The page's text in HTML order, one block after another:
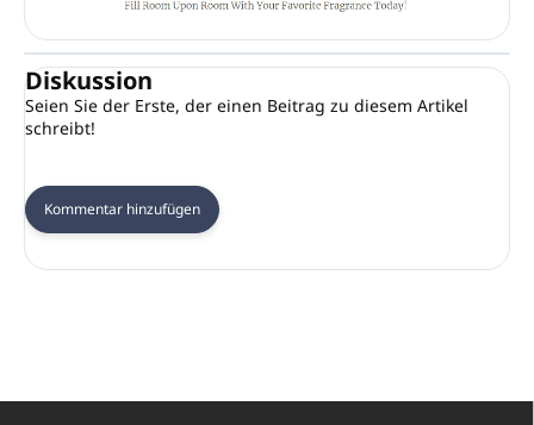
Diskussion
Seien Sie der Erste, der einen Beitrag zu diesem Artikel
schreibt!
Kommentar hinzufügen